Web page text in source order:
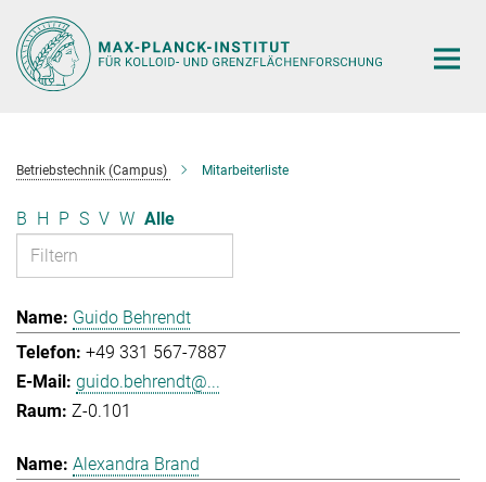
Hauptinhalt
Betriebstechnik (Campus) Mitarbeiterliste
B H P S V W Alle
Guido Behrendt
+49 331 567-7887
guido.behrendt@...
Z-0.101
Alexandra Brand